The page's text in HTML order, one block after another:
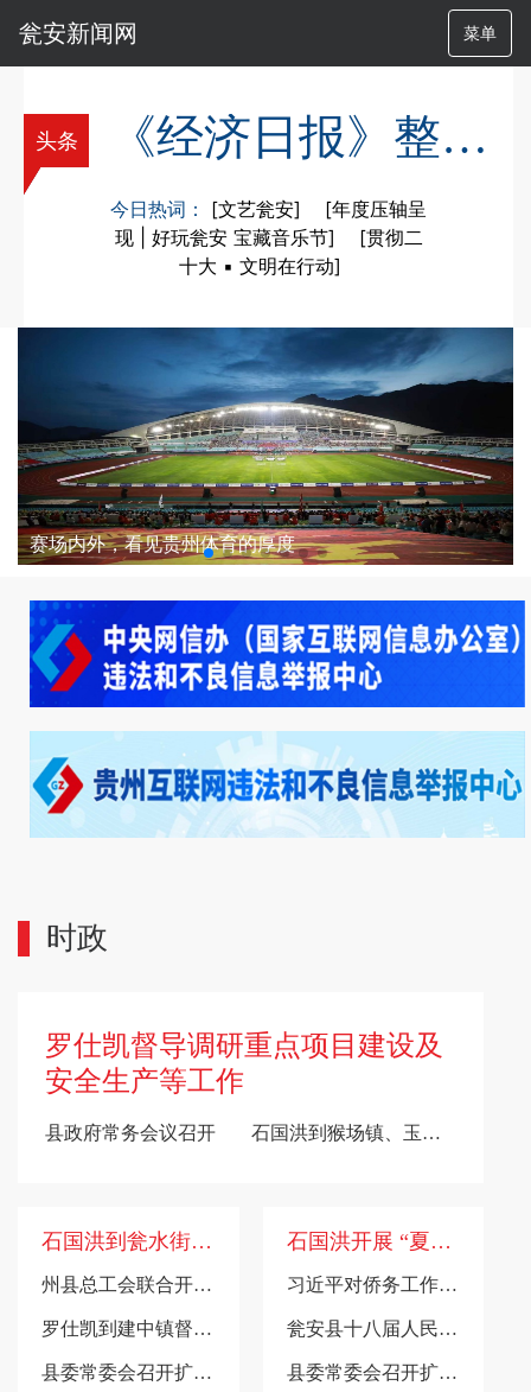
瓮安新闻网 菜单
头条 《经济日报》整版聚焦幸福黔南
今日热词： [文艺瓮安]
[年度压轴呈
现 | 好玩瓮安 宝藏音乐节]
[贯彻二
十大 ▪ 文明在行动]
以水为刀 安全环保专啃“硬骨头”｜全国首套大倾角煤层无人化绿色开采专用装备在六盘水下线 赛场内外，看见贵州体育的厚度
时政
罗仕凯督导调研重点项目建设及
安全生产等工作
县政府常务会议召开 石国洪到猴场镇、玉山镇督导调研
石国洪到瓮水街道、平定营镇督导调研
州县总工会联合开展2026年“工会送清凉”慰问活动
罗仕凯到建中镇督导调研
县委常委会召开扩大会议
石国洪开展 “夏送清凉” 走访慰问并调研
习近平对侨务工作作出重要指示
瓮安县十八届人民政府第108次常务会议召开
县委常委会召开扩大会议